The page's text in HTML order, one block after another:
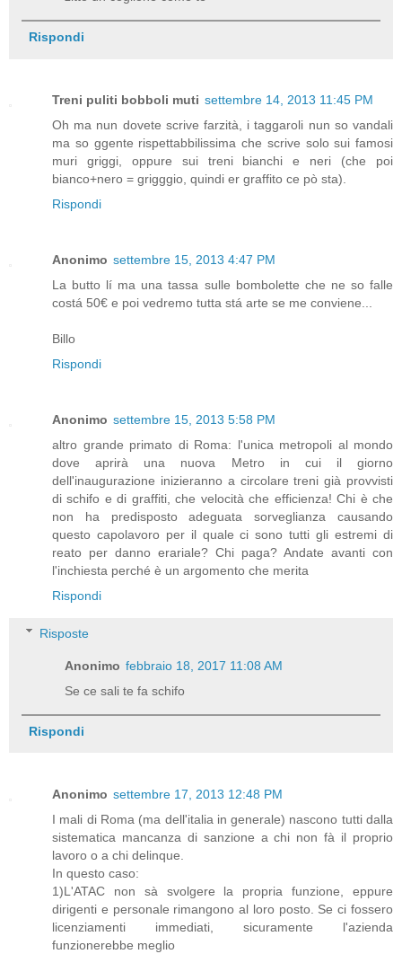
Rispondi
Treni puliti bobboli muti settembre 14, 2013 11:45 PM
Oh ma nun dovete scrive farzità, i taggaroli nun so vandali
ma so ggente rispettabbilissima che scrive solo sui famosi
muri griggi, oppure sui treni bianchi e neri (che poi
bianco+nero = grigggio, quindi er graffito ce pò sta).
Rispondi
Anonimo settembre 15, 2013 4:47 PM
La butto lí ma una tassa sulle bombolette che ne so falle
costá 50€ e poi vedremo tutta stá arte se me conviene...
Billo
Rispondi
Anonimo settembre 15, 2013 5:58 PM
altro grande primato di Roma: l'unica metropoli al mondo
dove aprirà una nuova Metro in cui il giorno
dell'inaugurazione inizieranno a circolare treni già provvisti
di schifo e di graffiti, che velocità che efficienza! Chi è che
non ha predisposto adeguata sorveglianza causando
questo capolavoro per il quale ci sono tutti gli estremi di
reato per danno erariale? Chi paga? Andate avanti con
l'inchiesta perché è un argomento che merita
Rispondi
Risposte
Anonimo febbraio 18, 2017 11:08 AM
Se ce sali te fa schifo
Rispondi
Anonimo settembre 17, 2013 12:48 PM
I mali di Roma (ma dell'italia in generale) nascono tutti dalla
sistematica mancanza di sanzione a chi non fà il proprio
lavoro o a chi delinque.
In questo caso:
1)L'ATAC non sà svolgere la propria funzione, eppure
dirigenti e personale rimangono al loro posto. Se ci fossero
licenziamenti immediati, sicuramente l'azienda
funzionerebbe meglio